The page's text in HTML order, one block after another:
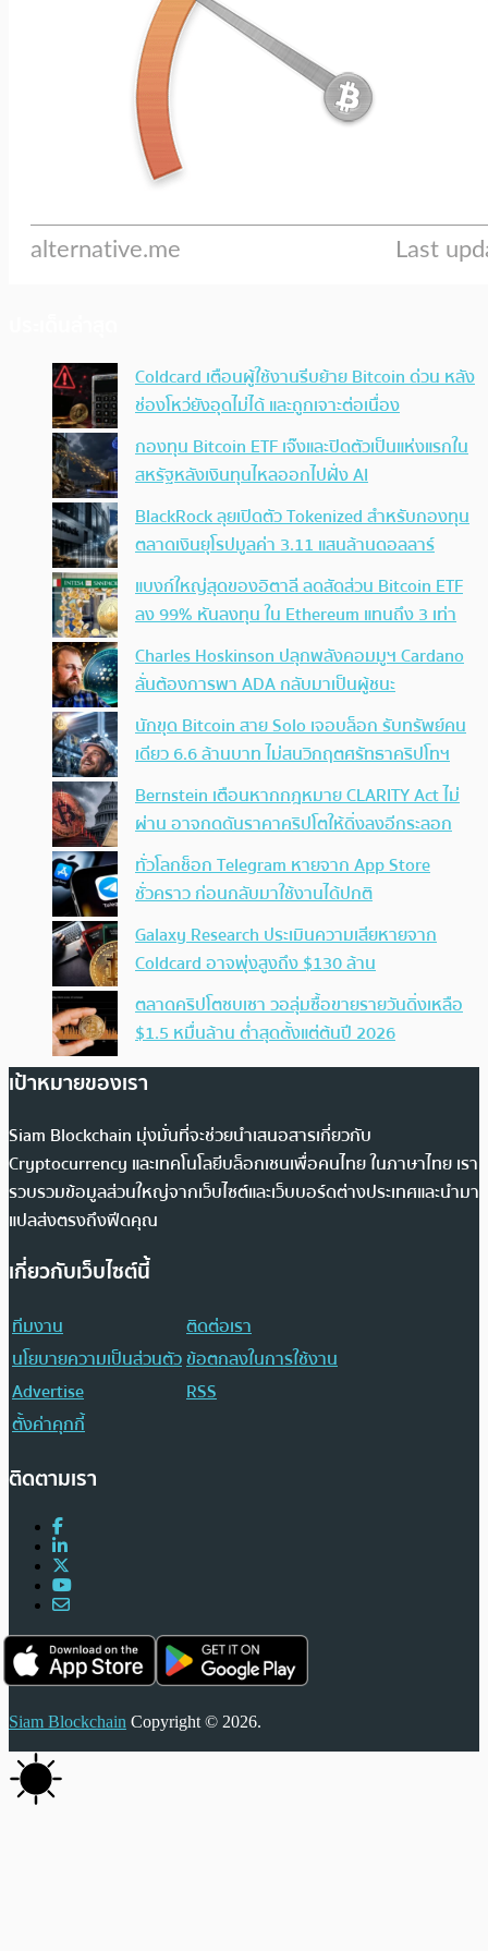
Coldcard เตือนผู้ใช้งานรีบย้าย Bitcoin ด่วน หลัง
ช่องโหว่ยังอุดไม่ได้ และถูกเจาะต่อเนื่อง
กองทุน Bitcoin ETF เจ๊งและปิดตัวเป็นแห่งแรกใน
สหรัฐหลังเงินทุนไหลออกไปฝั่ง AI
BlackRock ลุยเปิดตัว Tokenized สำหรับกองทุน
ตลาดเงินยุโรปมูลค่า 3.11 แสนล้านดอลลาร์
แบงก์ใหญ่สุดของอิตาลี ลดสัดส่วน Bitcoin ETF
ลง 99% หันลงทุน ใน Ethereum แทนถึง 3 เท่า
Charles Hoskinson ปลุกพลังคอมมูฯ Cardano
ลั่นต้องการพา ADA กลับมาเป็นผู้ชนะ
นักขุด Bitcoin สาย Solo เจอบล็อก รับทรัพย์คน
เดียว 6.6 ล้านบาท ไม่สนวิกฤตศรัทธาคริปโทฯ
Bernstein เตือนหากกฎหมาย CLARITY Act ไม่
ผ่าน อาจกดดันราคาคริปโตให้ดิ่งลงอีกระลอก
ทั่วโลกช็อก Telegram หายจาก App Store
ชั่วคราว ก่อนกลับมาใช้งานได้ปกติ
Galaxy Research ประเมินความเสียหายจาก
Coldcard อาจพุ่งสูงถึง $130 ล้าน
ตลาดคริปโตซบเซา วอลุ่มซื้อขายรายวันดิ่งเหลือ
$1.5 หมื่นล้าน ต่ำสุดตั้งแต่ต้นปี 2026
เป้าหมายของเรา
Siam Blockchain มุ่งมั่นที่จะช่วยนำเสนอสารเกี่ยวกับ
Cryptocurrency และเทคโนโลยีบล็อกเชนเพื่อคนไทย ในภาษาไทย เรา
รวบรวมข้อมูลส่วนใหญ่จากเว็บไซต์และเว็บบอร์ดต่างประเทศและนำมา
แปลส่งตรงถึงฟีดคุณ
เกี่ยวกับเว็บไซต์นี้
ทีมงาน
ติดต่อเรา
นโยบายความเป็นส่วนตัวข้อตกลงในการใช้งาน
Advertise
RSS
ตั้งค่าคุกกี้
ติดตามเรา
Siam Blockchain Copyright © 2026.